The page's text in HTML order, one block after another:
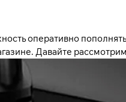
оперативно
Давайте